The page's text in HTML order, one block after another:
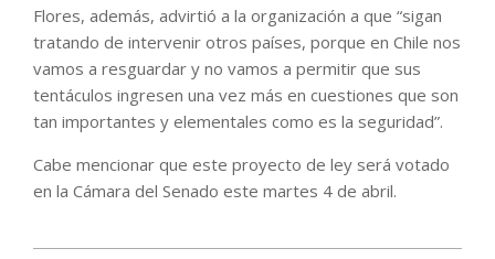
Flores, además, advirtió a la organización a que “sigan
tratando de intervenir otros países, porque en Chile nos
vamos a resguardar y no vamos a permitir que sus
tentáculos ingresen una vez más en cuestiones que son
tan importantes y elementales como es la seguridad”.
Cabe mencionar que este proyecto de ley será votado
en la Cámara del Senado este martes 4 de abril.